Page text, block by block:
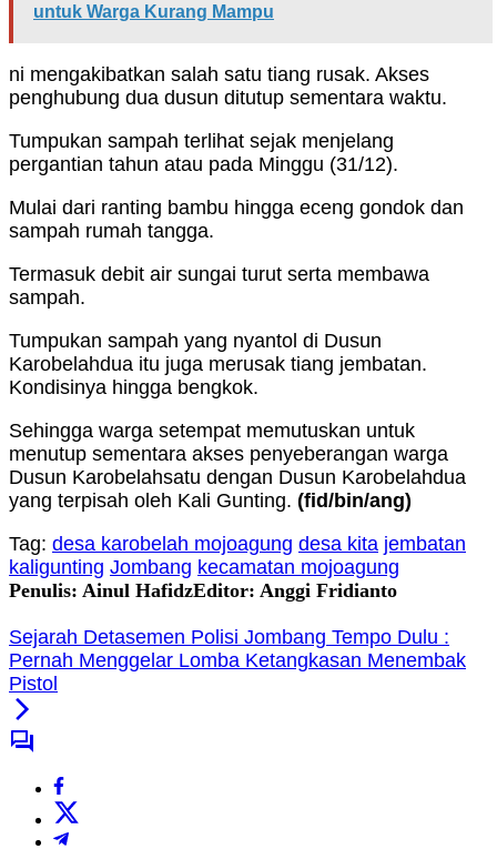
untuk Warga Kurang Mampu
ni mengakibatkan salah satu tiang rusak. Akses
penghubung dua dusun ditutup sementara waktu.
Tumpukan sampah terlihat sejak menjelang
pergantian tahun atau pada Minggu (31/12).
Mulai dari ranting bambu hingga eceng gondok dan
sampah rumah tangga.
Termasuk debit air sungai turut serta membawa
sampah.
Tumpukan sampah yang nyantol di Dusun
Karobelahdua itu juga merusak tiang jembatan.
Kondisinya hingga bengkok.
Sehingga warga setempat memutuskan untuk
menutup sementara akses penyeberangan warga
Dusun Karobelahsatu dengan Dusun Karobelahdua
yang terpisah oleh Kali Gunting. (fid/bin/ang)
Tag: desa karobelah mojoagung desa kita jembatan
kaligunting Jombang kecamatan mojoagung
Penulis: Ainul HafidzEditor: Anggi Fridianto
Sejarah Detasemen Polisi Jombang Tempo Dulu :
Pernah Menggelar Lomba Ketangkasan Menembak
Pistol